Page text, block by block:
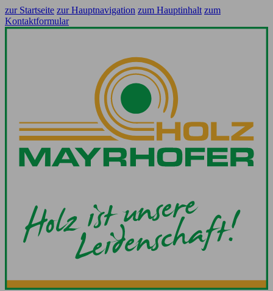
zur Startseite zur Hauptnavigation zum Hauptinhalt zum
Kontaktformular